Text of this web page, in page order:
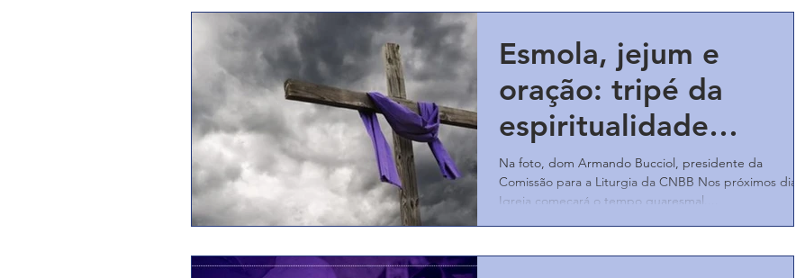
Esmola, jejum e
oração: tripé da
espiritualidade
quaresmal
Na foto, dom Armando Bucciol, presidente da
Comissão para a Liturgia da CNBB Nos próximos dias a
Igreja começará o tempo quaresmal....